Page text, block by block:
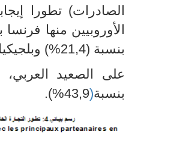
الصادرات) تطورا
الأوروبيين منها فرنسا
بنسبة (21,4
(%
على الصعيد العربي،
بنسبة)
43,9
%
).